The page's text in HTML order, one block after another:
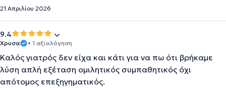
21 Απριλίου 2026
9.4
Χρυσα • 1 αξιολόγηση
Καλός γιατρός δεν είχα και κάτι για να πω ότι βρήκαμε
λύση απλή εξέταση ομιλητικός συμπαθητικός όχι
απότομος επεξηγηματικός.